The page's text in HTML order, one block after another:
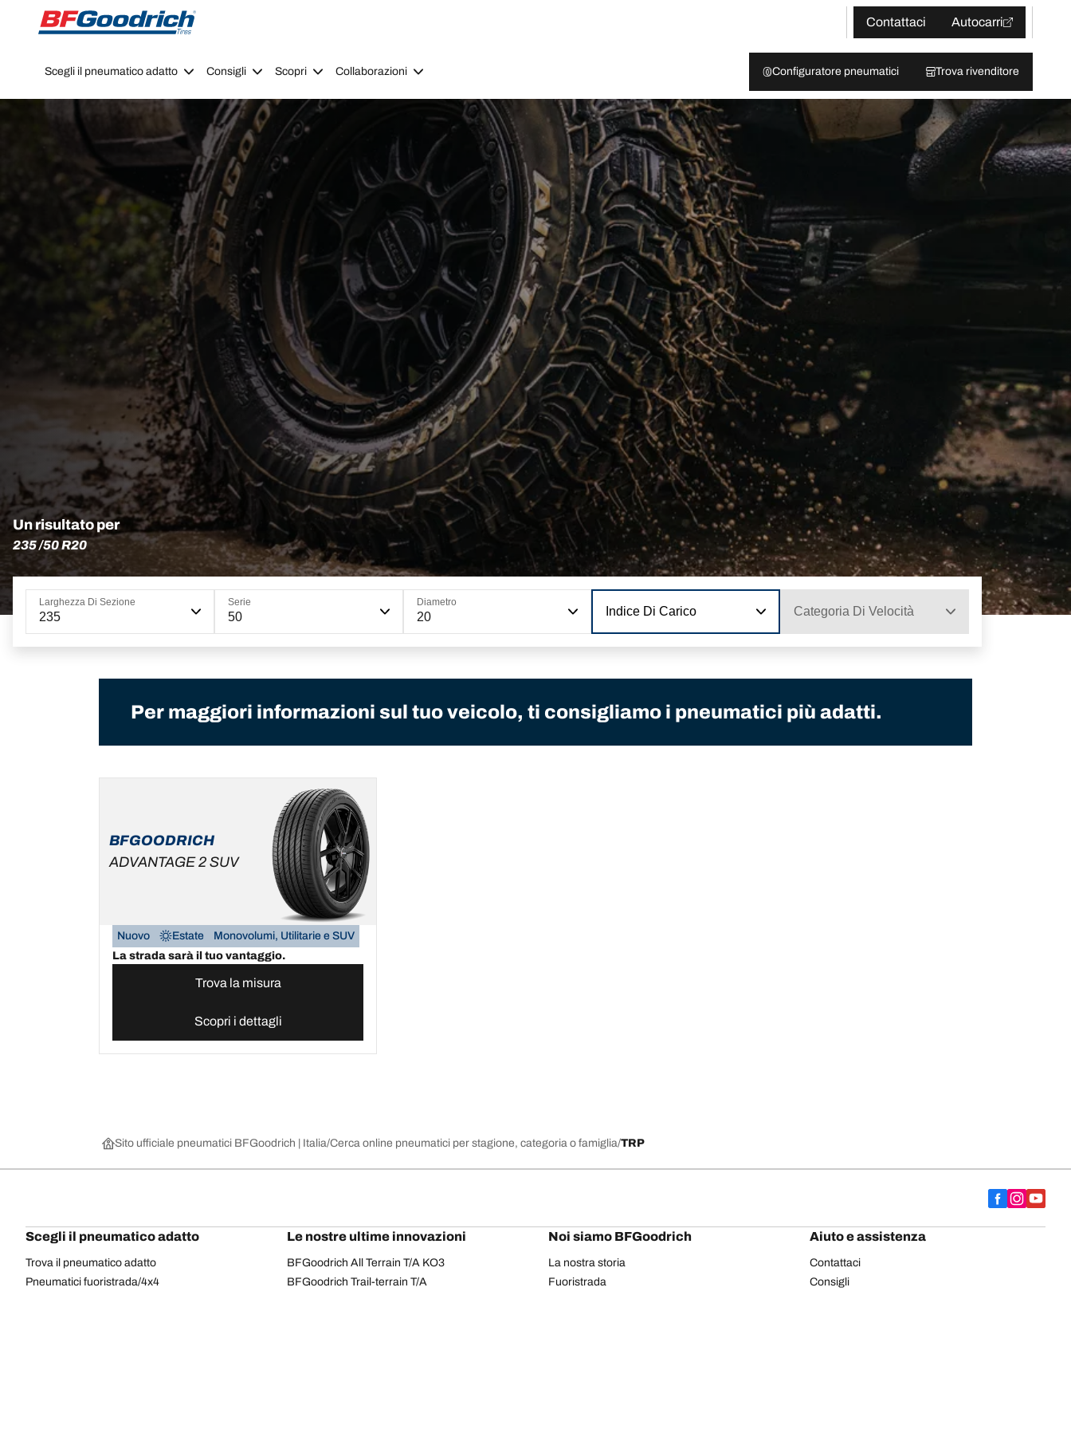
Go to page content
Go to page navigation
Contattaci
Autocarri
Scegli il pneumatico adatto Consigli Scopri Collaborazioni Configuratore pneumatici Trova rivenditore
Un risultato per
235 /50 R20
Larghezza Di Sezione
235
Serie
50
Diametro
20 Indice Di Carico Categoria Di Velocità
Per maggiori informazioni sul tuo veicolo, ti consigliamo i pneumatici più adatti.
BFGOODRICH
ADVANTAGE 2 SUV
Nuovo Estate
Monovolumi, Utilitarie e SUV
La strada sarà il tuo vantaggio.
Trova la misura
Scopri i dettagli
Sito ufficiale pneumatici BFGoodrich | Italia Cerca online pneumatici per stagione, categoria o famiglia TRP
Scegli il pneumatico adatto
Trova il pneumatico adatto
Pneumatici fuoristrada/4x4
Le nostre ultime innovazioni
BFGoodrich All Terrain T/A KO3
BFGoodrich Trail-terrain T/A
Noi siamo BFGoodrich
La nostra storia
Fuoristrada
Aiuto e assistenza
Contattaci
Consigli